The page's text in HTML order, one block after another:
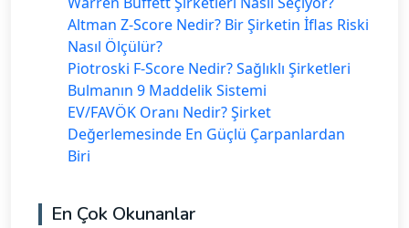
Altman Z-Score Nedir? Bir Şirketin İflas Riski
Nasıl Ölçülür?
Piotroski F-Score Nedir? Sağlıklı Şirketleri
Bulmanın 9 Maddelik Sistemi
EV/FAVÖK Oranı Nedir? Şirket
Değerlemesinde En Güçlü Çarpanlardan
Biri
En Çok Okunanlar